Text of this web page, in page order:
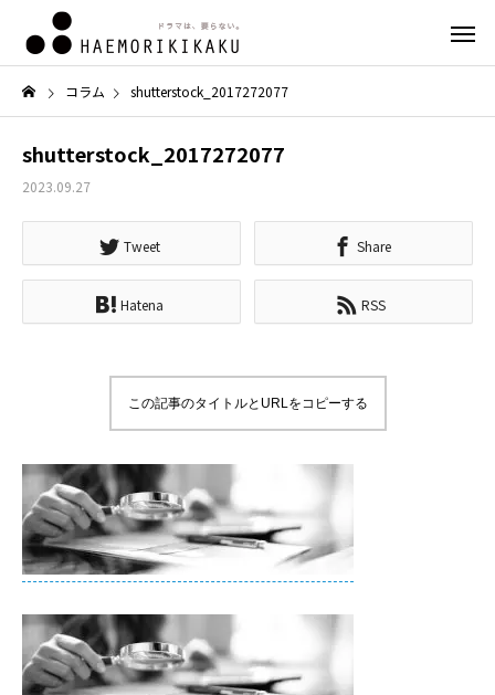
コラム shutterstock_2017272077
shutterstock_2017272077
2023.09.27
Tweet Share
Hatena RSS
この記事のタイトルとURLをコピーする